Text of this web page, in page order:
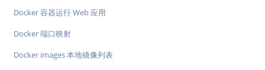
Docker 容器运行 Web 应用
Docker 端口映射
Docker images 本地镜像列表